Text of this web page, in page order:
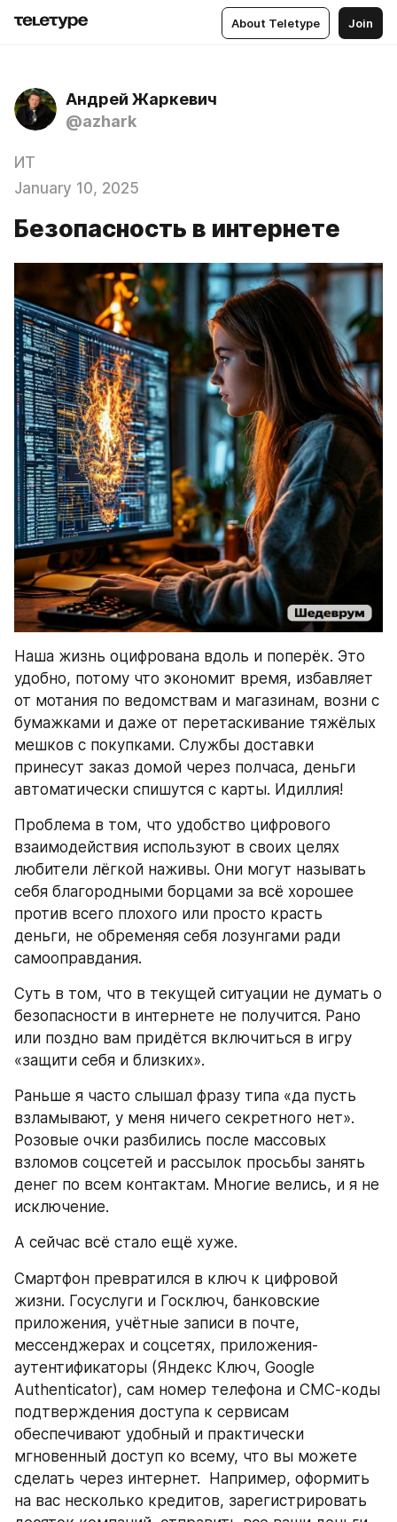
About Teletype Join
Андрей Жаркевич
@azhark
ИТ
January 10, 2025
Безопасность в интернете
Наша жизнь оцифрована вдоль и поперёк. Это
удобно, потому что экономит время, избавляет
от мотания по ведомствам и магазинам, возни с
бумажками и даже от перетаскивание тяжёлых
мешков с покупками. Службы доставки
принесут заказ домой через полчаса, деньги
автоматически спишутся с карты. Идиллия!
Проблема в том, что удобство цифрового
взаимодействия используют в своих целях
любители лёгкой наживы. Они могут называть
себя благородными борцами за всё хорошее
против всего плохого или просто красть
деньги, не обременяя себя лозунгами ради
самооправдания.
Суть в том, что в текущей ситуации не думать о
безопасности в интернете не получится. Рано
или поздно вам придётся включиться в игру
«защити себя и близких».
Раньше я часто слышал фразу типа «да пусть
взламывают, у меня ничего секретного нет».
Розовые очки разбились после массовых
взломов соцсетей и рассылок просьбы занять
денег по всем контактам. Многие велись, и я не
исключение.
А сейчас всё стало ещё хуже.
Смартфон превратился в ключ к цифровой
жизни. Госуслуги и Госключ, банковские
приложения, учётные записи в почте,
мессенджерах и соцсетях, приложения-
аутентификаторы (Яндекс Ключ, Google
Authenticator), сам номер телефона и СМС-коды
подтверждения доступа к сервисам
обеспечивают удобный и практически
мгновенный доступ ко всему, что вы можете
сделать через интернет.  Например, оформить
на вас несколько кредитов, зарегистрировать